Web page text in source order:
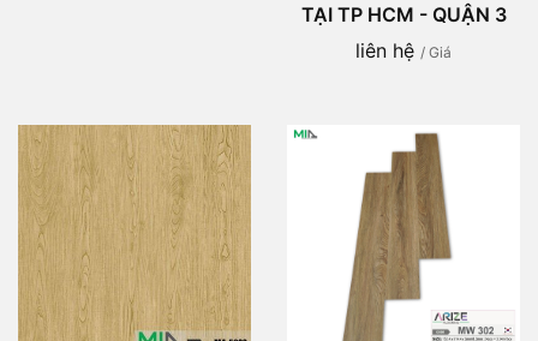
TẠI TP HCM - QUẬN 3
liên hệ / Giá